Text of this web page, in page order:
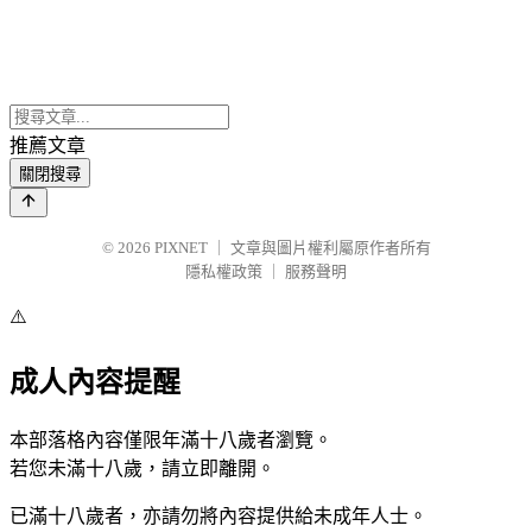
推薦文章
關閉搜尋
© 2026 PIXNET
文章與圖片權利屬原作者所有
隱私權政策
服務聲明
⚠️
成人內容提醒
本部落格內容僅限年滿十八歲者瀏覽。
若您未滿十八歲，請立即離開。
已滿十八歲者，亦請勿將內容提供給未成年人士。